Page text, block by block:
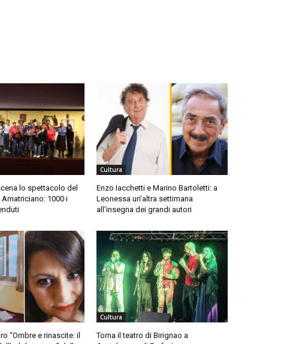
lo spettacolo del
1000 i
Cultura
Enzo Iacchetti e Marino Bartoletti: a
Leonessa un’altra settimana
all’insegna dei grandi autori
“Ombre e rinascite: il
Cultura
Torna il teatro di Birignao a